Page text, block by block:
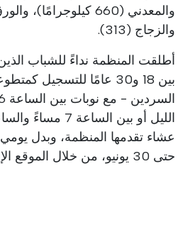
والزجاج (313).
أطلقت المنظمة نداءً للشباب
بين 18 و30 عامًا للتسجيل
حتى 30 يونيو، من خلال الموقع الإلكتروني للبلدية.